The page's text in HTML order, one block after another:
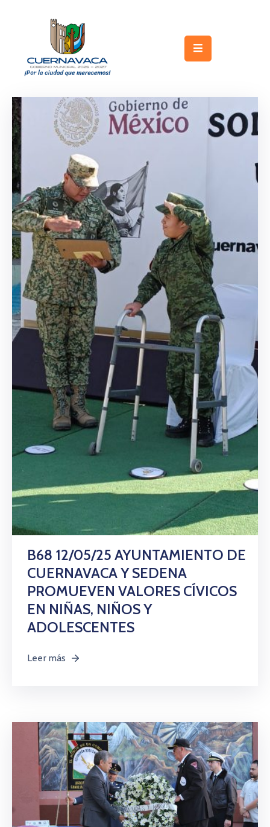
Gobierno
Turismo
Trámites
y
Servicios
Licitaciones
Transparencia
Directorio
Citas
B68 12/05/25 AYUNTAMIENTO DE
CUERNAVACA Y SEDENA
PROMUEVEN VALORES CÍVICOS
EN NIÑAS, NIÑOS Y
ADOLESCENTES
Leer más